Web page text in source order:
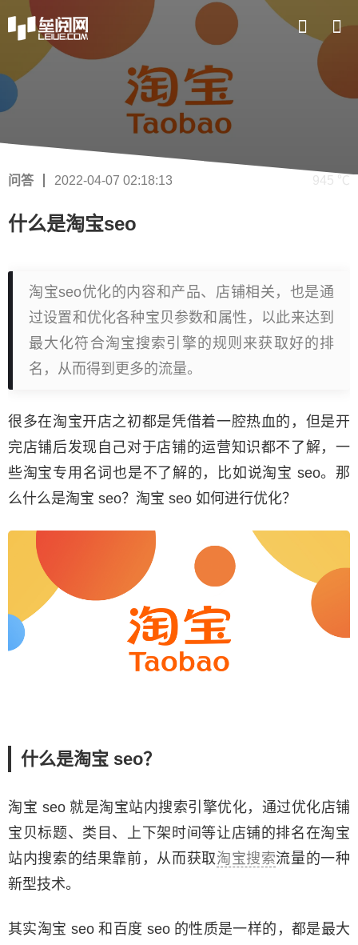
问答 2022-04-07 02:18:13 945 ℃
什么是淘宝seo
淘宝seo优化的内容和产品、店铺相关，也是通
过设置和优化各种宝贝参数和属性，以此来达到
最大化符合淘宝搜索引擎的规则来获取好的排
名，从而得到更多的流量。
很多在淘宝开店之初都是凭借着一腔热血的，但是开
完店铺后发现自己对于店铺的运营知识都不了解，一
些淘宝专用名词也是不了解的，比如说淘宝 seo。那
么什么是淘宝 seo？淘宝 seo 如何进行优化？
什么是淘宝 seo？
淘宝 seo 就是淘宝站内搜索引擎优化，通过优化店铺
宝贝标题、类目、上下架时间等让店铺的排名在淘宝
站内搜索的结果靠前，从而获取淘宝搜索流量的一种
新型技术。
其实淘宝 seo 和百度 seo 的性质是一样的，都是最大